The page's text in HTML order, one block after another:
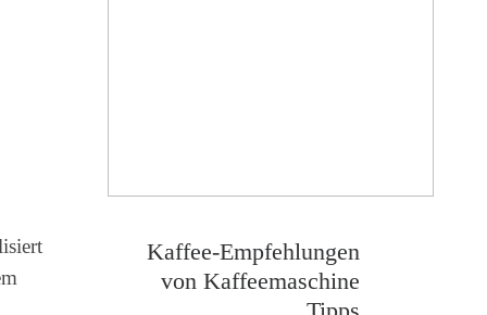
Kaffee-Empfehlungen
von Kaffeemaschine